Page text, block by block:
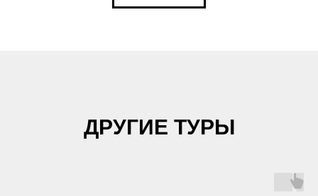
ДРУГИЕ ТУРЫ